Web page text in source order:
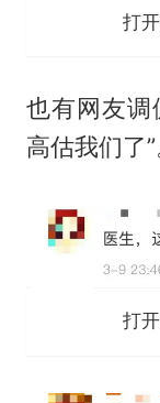
打
也有网友调
高估我们了”
打